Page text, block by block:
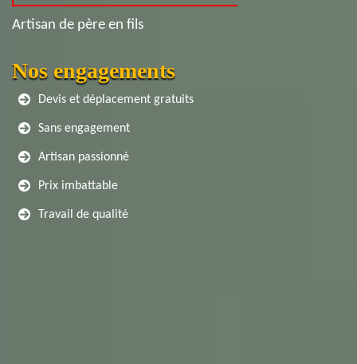
Artisan de père en fils
Nos engagements
Devis et déplacement gratuits
Sans engagement
Artisan passionné
Prix imbattable
Travail de qualité